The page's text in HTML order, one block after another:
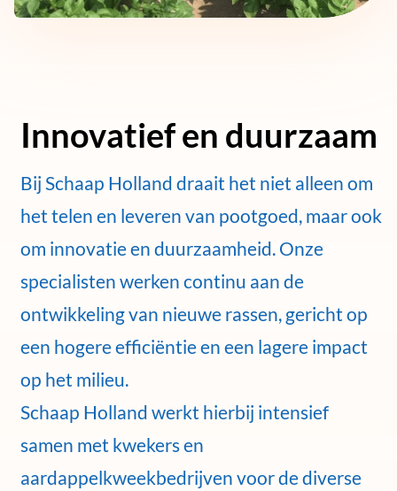
Innovatief en duurzaam
Bij Schaap Holland draait het niet alleen om
het telen en leveren van pootgoed, maar ook
om innovatie en duurzaamheid. Onze
specialisten werken continu aan de
ontwikkeling van nieuwe rassen, gericht op
een hogere efficiëntie en een lagere impact
op het milieu.
Schaap Holland werkt hierbij intensief
samen met kwekers en
aardappelkweekbedrijven voor de diverse